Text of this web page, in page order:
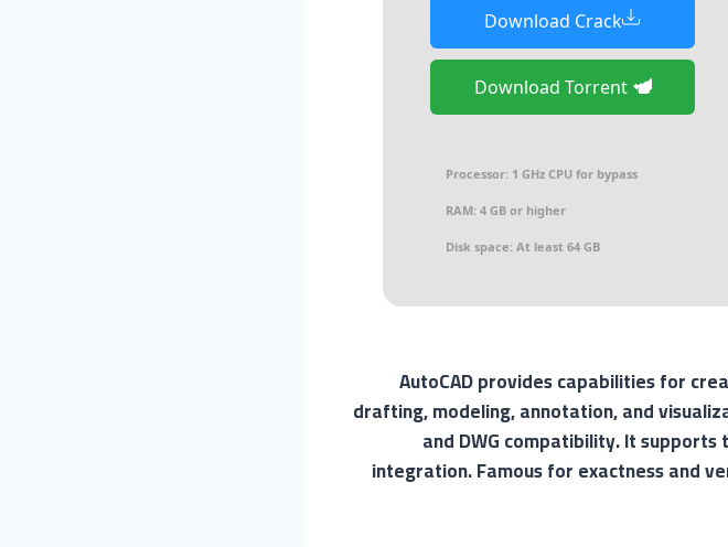
Download Crack
Download Torrent
Processor: 1 GHz CPU for bypass
RAM: 4 GB or higher
Disk space: At least 64 GB
AutoCAD provides capabilities for
drafting, modeling, annotation, and
and DWG compatibility. It
integration. Famous for exactness and